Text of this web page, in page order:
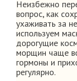
Неизбежно
вопрос, как
ухаживать за
используем
дорогущие
морщин чаще
гормоны и
регулярно.